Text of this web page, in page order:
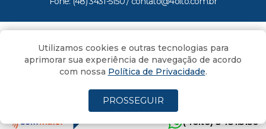
Todos os direitos reservados ao Portal 4oito
(4oito) 3431.5150
Utilizamos cookies e outras tecnologias para
aprimorar sua experiência de navegação de acordo
com nossa Política de Privacidade.
PROSSEGUIR